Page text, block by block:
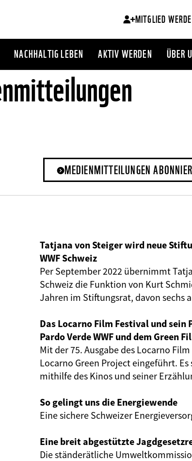
MITGLIED
NACHHALTIG LEBEN AKTIV WERDEN ÜBER
MEDIENMITTEILUNGEN
Tatjana von Steiger wird neue
WWF Schweiz
Per September 2022 übernimmt
Schweiz die Funktion von Kurt
Jahren im Stiftungsrat, davon sechs
Das Locarno Film Festival und sein
Pardo Verde WWF und dem Green
Mit der 75. Ausgabe des Locarno
Locarno Green Project eingeführt.
mithilfe des Kinos und seiner
So gelingt uns die Energiewende
Eine sichere Schweizer
Eine breit abgestützte
Die ständerätliche